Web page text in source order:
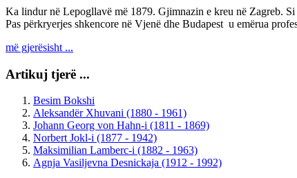
Ka lindur në Lepogllavë më 1879. Gjimnazin e kreu në Zagreb.
Pas përkryerjes shkencore në Vjenë dhe Budapest u emërua
më gjerësisht ...
Artikuj tjerë ...
Besim Bokshi
Aleksandër Xhuvani (1880 - 1961)
Johann Georg von Hahn-i (1811 - 1869)
Norbert Jokl-i (1877 - 1942)
Maksimilian Lamberc-i (1882 - 1963)
Agnja Vasiljevna Desnickaja (1912 - 1992)